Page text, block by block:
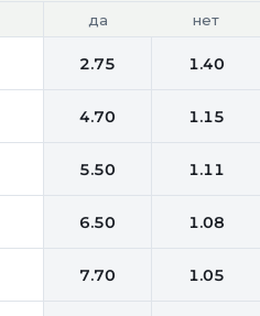
да нет
2.75 1.40
4.70 1.15
5.50 1.11
6.50 1.08
7.70 1.05